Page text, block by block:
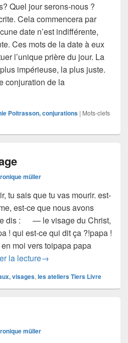
Quel jour serons-nous ?
Cela commencera par
date n’est indifférente,
Ces mots de la date à eux
l’unique prière du jour. La
impérieuse, la plus juste.
conjuration de la
#07 | Quel jour serons-nous?
Poitrasson, conjurations | Mots-clefs
müller
tu sais que tu vas mourir. est-
est-ce que nous avons
dis : — le visage du Christ,
! qui est-ce qui dit ça ?!papa !
moi vers toipapa papa
la lecture#boost #06 | visage
→
visages, les ateliers Tiers Livre
müller